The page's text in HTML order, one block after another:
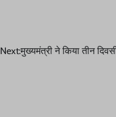
Next:मुख्यमंत्री ने किया तीन